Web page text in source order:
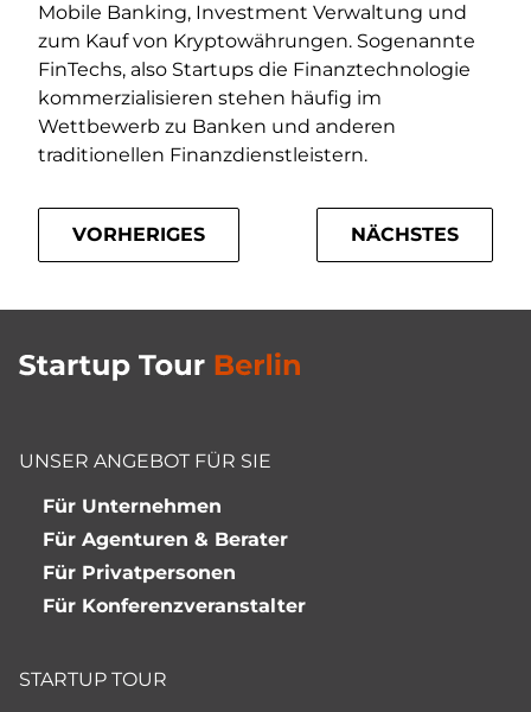
Mobile Banking, Investment Verwaltung und
zum Kauf von Kryptowährungen. Sogenannte
FinTechs, also Startups die Finanztechnologie
kommerzialisieren stehen häufig im
Wettbewerb zu Banken und anderen
traditionellen Finanzdienstleistern.
VORHERIGES NÄCHSTES
UNSER ANGEBOT FÜR SIE
Für Unternehmen
Für Agenturen & Berater
Für Privatpersonen
Für Konferenzveranstalter
STARTUP TOUR